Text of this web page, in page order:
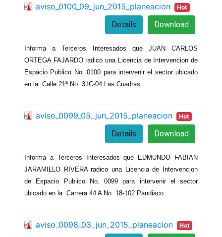
aviso_0100_09_jun_2015_planeacion Hot
Download
Details
Informa a Terceros Interesados que JUAN CARLOS
ORTEGA FAJARDO radico una Licencia de Intervencion de
Espacio Publico No. 0100 para intervenir el sector ubicado
en la :Calle 21ª No. 31C-04 Las Cuadras.
aviso_0099_05_jun_2015_planeacion Hot
Download
Details
Informa a Terceros Interesados que EDMUNDO FABIAN
JARAMILLO RIVERA radico una Licencia de Intervencion
de Espacio Publico No. 0099 para intervenir el sector
ubicado en la: Carrera 44 A No. 18-102 Pandiaco.
aviso_0098_03_jun_2015_planeacion Hot